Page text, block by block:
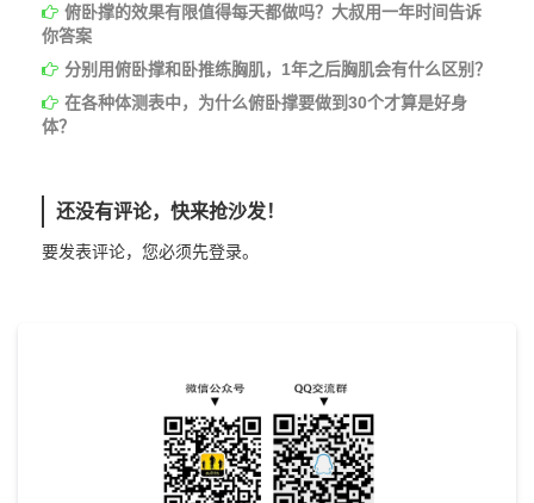
俯卧撑的效果有限值得每天都做吗？大叔用一年时间告诉
你答案
分别用俯卧撑和卧推练胸肌，1年之后胸肌会有什么区别？
在各种体测表中，为什么俯卧撑要做到30个才算是好身
体？
还没有评论，快来抢沙发！
要发表评论，您必须先登录。